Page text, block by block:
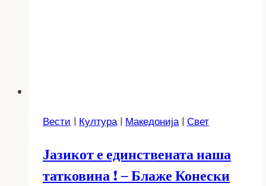
Вести | Култура| Македонија| Свет
Јазикот е единствената наша
татковина ! – Блаже Конески